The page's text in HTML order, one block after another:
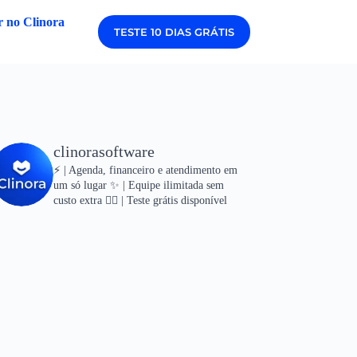
no Clinora
TESTE 10 DIAS GRÁTIS
clinorasoftware
⚡ | Agenda, financeiro e atendimento em
um só lugar ✨ | Equipe ilimitada sem
custo extra 👇🏻 | Teste grátis disponível